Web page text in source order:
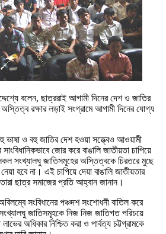
বলেন, ছাত্ররাই আগামী দিনের দেশ ও জাতির
অস্তিত্বরক্ষার লড়াই সংগ্রামে আগামী দিনের যোগ্য
ভাষা ও বহু জাতির দেশ হওয়া সত্ত্বেও আওয়ামী
জোর করে বাঙালি জাতীয়তা চাপিয়ে
সকল সংখ্যালঘু জাতিসমূহের অস্তিত্বকে চিরতরে মুছে
হবে না । এই চাপিয়ে দেয়া বাঙালি জাতীয়তার
ছাত্র সমাজের প্রতি আহ্বান জানান।
সংবিধানের পঞ্চদশ সংশোধনী বাতিল করে
জাতিসমূহকে নিজ নিজ জাতিগত পরিচয়ে
লাভের অধিকার নিশ্চিত করা ও পার্বত্য চট্টগ্রামকে